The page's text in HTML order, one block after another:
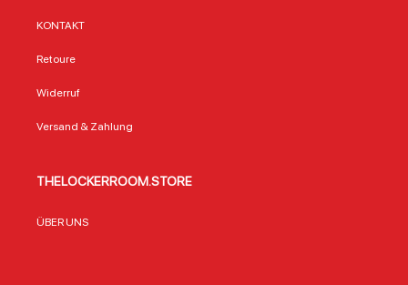
KONTAKT
Retoure
Widerruf
Versand & Zahlung
THELOCKERROOM.STORE
ÜBER UNS